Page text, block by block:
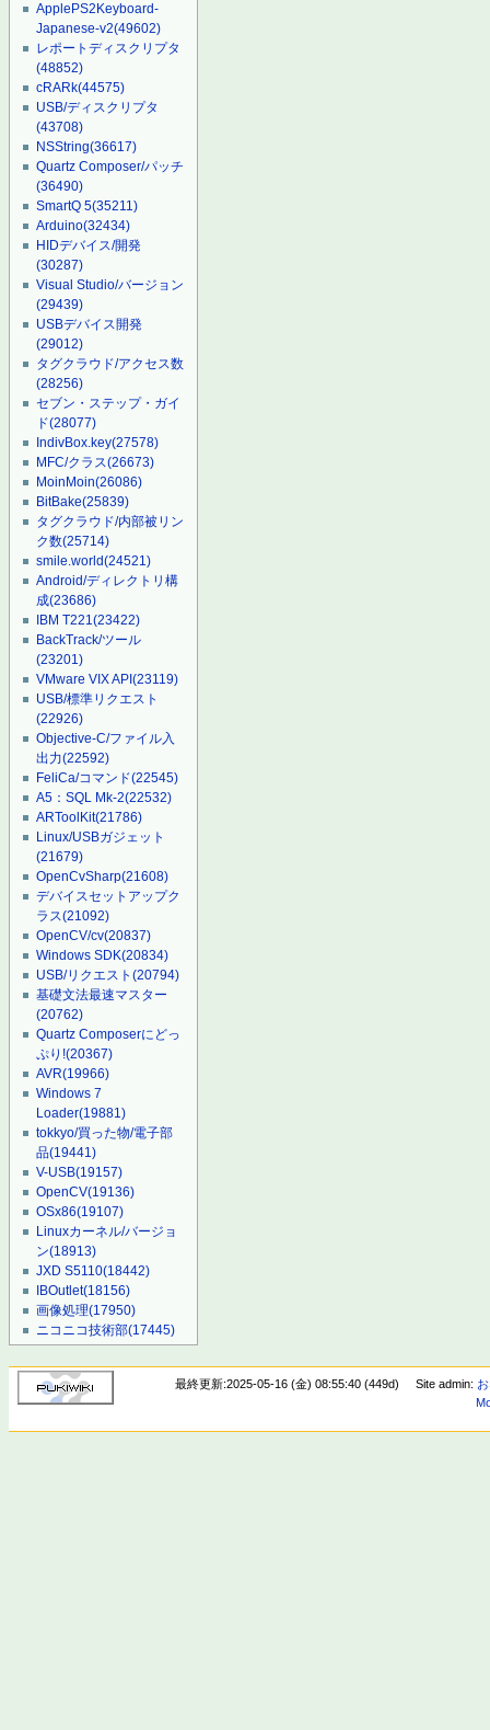
ApplePS2Keyboard-
Japanese-v2(49602)
レポートディスクリプタ
(48852)
cRARk(44575)
USB/ディスクリプタ
(43708)
NSString(36617)
Quartz Composer/パッチ
(36490)
SmartQ 5(35211)
Arduino(32434)
HIDデバイス/開発
(30287)
Visual Studio/バージョン
(29439)
USBデバイス開発
(29012)
タグクラウド/アクセス数
(28256)
セブン・ステップ・ガイ
ド(28077)
IndivBox.key(27578)
MFC/クラス(26673)
MoinMoin(26086)
BitBake(25839)
タグクラウド/内部被リン
ク数(25714)
smile.world(24521)
Android/ディレクトリ構
成(23686)
IBM T221(23422)
BackTrack/ツール
(23201)
VMware VIX API(23119)
USB/標準リクエスト
(22926)
Objective-C/ファイル入
出力(22592)
FeliCa/コマンド(22545)
A5：SQL Mk-2(22532)
ARToolKit(21786)
Linux/USBガジェット
(21679)
OpenCvSharp(21608)
デバイスセットアップク
ラス(21092)
OpenCV/cv(20837)
Windows SDK(20834)
USB/リクエスト(20794)
基礎文法最速マスター
(20762)
Quartz Composerにどっ
ぷり!(20367)
AVR(19966)
Windows 7
Loader(19881)
tokkyo/買った物/電子部
品(19441)
V-USB(19157)
OpenCV(19136)
OSx86(19107)
Linuxカーネル/バージョ
ン(18913)
JXD S5110(18442)
IBOutlet(18156)
画像処理(17950)
ニコニコ技術部(17445)
最終更新:2025-05-16 (金) 08:55:40 (449d) Site admin: